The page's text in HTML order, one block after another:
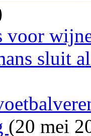
voor
sluit
(20 mei